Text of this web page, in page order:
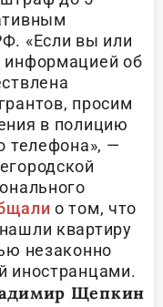
«Если вы или
информацией об
просим
в полицию
телефона», —
о том, что
квартиру
незаконно
иностранцами.
Щепкин